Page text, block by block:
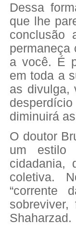
Dessa
que lhe
conclusão
permaneça
a você. É
em toda a
as divulga,
diminuirá
O doutor
um estilo
cidadania,
coletiva.
“corrente
Shaharzad.